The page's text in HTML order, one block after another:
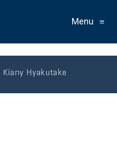
Menu ≡
Kiany Hyakutake